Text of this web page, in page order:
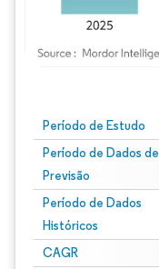
Período de Estudo
Período de Dados de
Previsão
Período de Dados
Históricos
CAGR